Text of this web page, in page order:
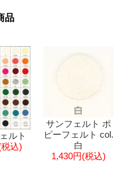
品
ルト
込)
サンフェルト ポ
ピーフェルト col.
白
1,430円(税込)